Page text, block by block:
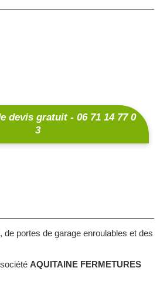
devis gratuit - 06 71 14 77 0
3
portes de garage enroulables et des
AQUITAINE FERMETURES